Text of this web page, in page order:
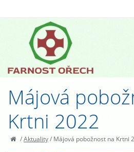
Májová
Krtni 2022
/Aktuality/ Májová pobožnost na Krtni